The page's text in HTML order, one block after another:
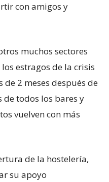
con amigos y
muchos sectores
estragos de la crisis
de 2 meses después de
todos los bares y
vuelven con más
de la hostelería,
su apoyo